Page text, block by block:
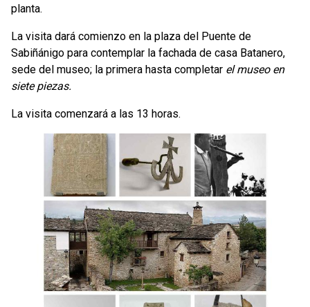
planta.
La visita dará comienzo en la plaza del Puente de
Sabiñánigo para contemplar la fachada de casa Batanero,
sede del museo; la primera hasta completar el museo en
siete piezas.
La visita comenzará a las 13 horas.